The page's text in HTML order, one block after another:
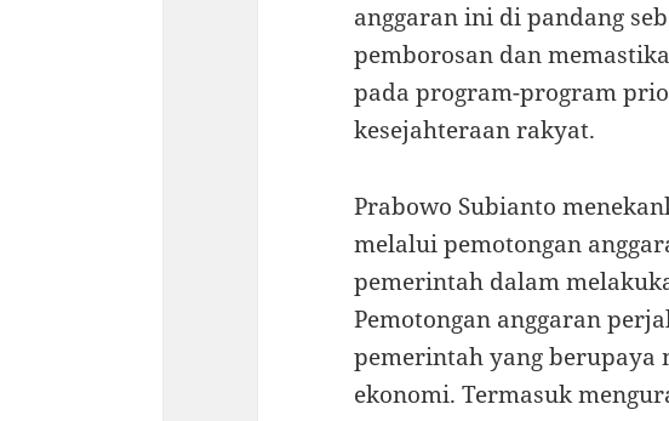
anggaran ini di pandang
pemborosan dan
pada program-program
kesejahteraan rakyat.
Prabowo Subianto
melalui pemotongan
pemerintah dalam
Pemotongan anggaran
pemerintah yang
ekonomi. Termasuk